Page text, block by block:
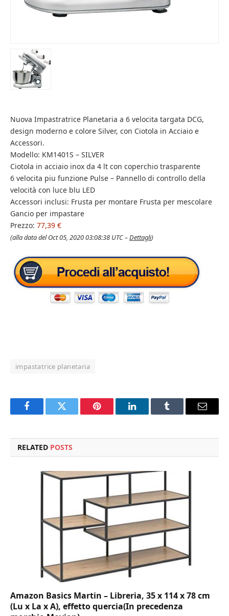
Nuova Impastratrice Planetaria a 6 velocita targata DCG,
design moderno e colore Silver, con Ciotola in Acciaio e
Accessori.
Modello: KM1401S – SILVER
Ciotola in acciaio inox da 4 lt con coperchio trasparente
6 velocita piu funzione Pulse – Pannello di controllo della
velocità con luce blu LED
Accessori inclusi: Frusta per montare Frusta per mescolare
Gancio per impastare
Prezzo: 77,39 €
(alla data del Oct 05, 2020 03:08:38 UTC –Dettagli)
impastatrice planetaria
FacebookTwitter Pinterest LinkedInTumblr Email
RELATED POSTS
Amazon Basics Martin – Libreria, 35 x 114 x 78 cm
(Lu x La x A), effetto quercia(In precedenza